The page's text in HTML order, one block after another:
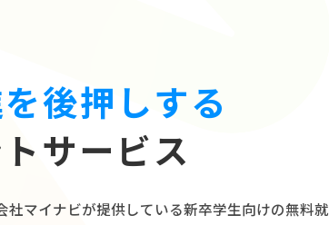
後押しする
サービス
社マイナビが提供している新卒学生向けの無料就